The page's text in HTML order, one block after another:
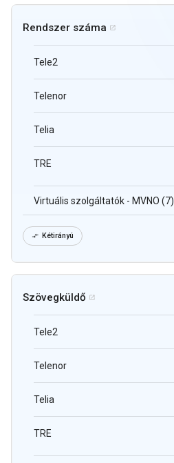
Rendszer száma 
Tele2
Telenor
Telia
TRE
Virtuális szolgáltatók - MVNO (7)
 Kétirányú
Szövegküldő 
Tele2
Telenor
Telia
TRE